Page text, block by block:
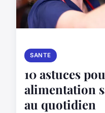
SANTE
10 astuces
alimentation
au quotidien